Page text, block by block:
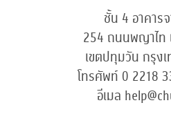
ชั้น 4 อาคาร
254 ถนนพญาไท
เขตปทุมวัน กรุง
โทรศัพท์ 0 2218
อีเมล